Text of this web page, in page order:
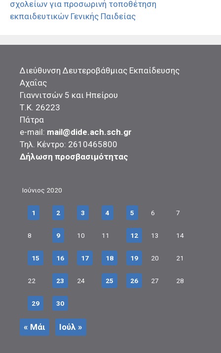
σχολείων για προσωρινή τοποθέτηση
εκπαιδευτικών Γενικής Παιδείας
Διεύθυνση Δευτεροβάθμιας Εκπαίδευσης
Αχαΐας
Γιαννιτσών 5 και Ηπείρου
Τ.Κ. 26223
Πάτρα
e-mail: mail@dide.ach.sch.gr
Τηλ. Κέντρο: 2610465800
Δήλωση προσβασιμότητας
Ιούνιος 2020
1 2 3 4 5 6 7
8 9 10 11 12 13 14
15 16 17 18 19 20 21
22 23 24 25 26 27 28
29 30
« Μάι Ιούλ »